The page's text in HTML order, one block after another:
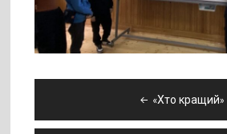
«Хто кращий»